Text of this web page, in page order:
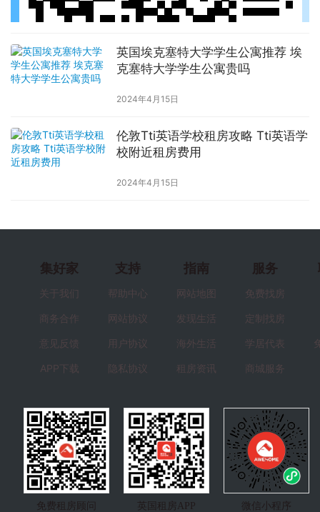
英国埃克塞特大学学生公寓推荐 埃
克塞特大学学生公寓贵吗
2024年4月15日
伦敦Tti英语学校租房攻略 Tti英语学
校附近租房费用
2024年4月15日
集好家
关于我们
商务合作
意见反馈
APP下载
支持
帮助中心
网站协议
用户协议
隐私协议
指南
网站地图
发现生活
海外生活
租房资讯
服务
免费找房
定制找房
学居代表
商城服务
免费租房顾问 英国租房APP 微信小程序